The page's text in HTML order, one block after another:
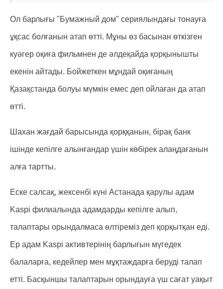
Ол барлығы "Бумажный дом" сериялындағы тонауға
ұқсас болғанын атап өтті. Мұны өз басынан өткізген
куәгер оқиға фильмнен де әлдеқайда қорқынышты
екенін айтады. Бойжеткен мұндай оқиғаның
Қазақстанда болуы мүмкін емес деп ойлаған да атап
өтті.
Шахан жағдай барысында қорққанын, бірақ банк
ішінде кепілге алынғандар үшін көбірек алаңдағанын
алға тартты.
Еске салсақ, жексенбі күні Астанада қарулы адам
Kaspi филиалында адамдарды кепілге алып,
талаптары орындалмаса өлтіреміз деп қорқытқан еді.
Ер адам Kaspi активтерінің барлығын мүгедек
балаларға, кедейлер мен мұқтаждарға беруді талап
етті. Басқыншы талаптарын орындауға үш сағат уақыт